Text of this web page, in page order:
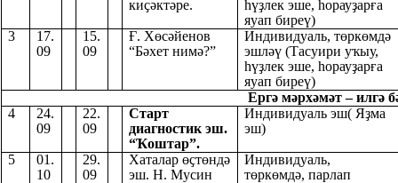
киҫәктәре.
һүҙлек эше, һорауҙарға
яуап биреү)
3
17.
09
15.
09
Ғ. Хөсәйенов
“Бәхет нимә?”
Индивидуаль, төркөмдә
эшләү (Тасуири уҡыу,
һүҙлек эше, һорауҙарға
яуап биреү)
Ергә мәрхәмәт – илгә
4
24.
09
22.
09
Старт
диагностик эш.
“Ҡоштар”.
Индивидуаль эш( Яҙма
эш)
5
01.
10
29.
09
Хаталар өҫтөндә
эш. Н. Мусин
Индивидуаль,
төркөмдә, парлап